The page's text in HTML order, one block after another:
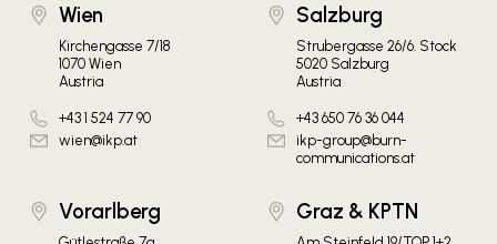
Wien
Kirchengasse 7/18
1070 Wien
Austria
+43 1 524 77 90
wien@ikp.at
Salzburg
Strubergasse 26/6. Stock
5020 Salzburg
Austria
+43 650 76 36 044
ikp-group@burn-
communications.at
Vorarlberg Graz & KPTN